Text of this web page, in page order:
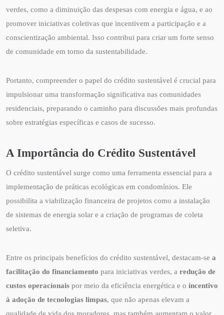
verdes, como a diminuição das despesas com energia e água, e ao
promover iniciativas coletivas que incentivem a participação e a
conscientização ambiental. Isso contribui para criar um forte senso
de comunidade em torno da sustentabilidade.
Portanto, compreender o papel do crédito sustentável é crucial para
impulsionar uma transformação significativa nas comunidades
residenciais, preparando o caminho para discussões mais profundas
sobre estratégias específicas e casos de sucesso.
A Importância do Crédito Sustentável
O crédito sustentável surge como uma ferramenta essencial para a
implementação de práticas ecológicas em condomínios. Ele
possibilita a viabilização financeira de projetos como a instalação
de sistemas de energia solar e a criação de programas de coleta
seletiva.
Entre os principais benefícios do crédito sustentável, destacam-se a
facilitação do financiamento para iniciativas verdes, a redução de
custos operacionais por meio da eficiência energética e o incentivo
à adoção de tecnologias limpas, que não apenas elevam a
qualidade de vida dos moradores, mas também aumentam o valor